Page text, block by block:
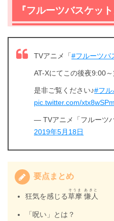
『フルーツバスケッ
TVアニメ「 #フルーツバ
AT-Xにてこの後夜9:00
是非ご覧ください♪#フル
pic.twitter.com/
— TVアニメ「フルーツ
2019年5月18日
要点まとめ
狂気を感じる草摩 慊人
そうま あきと
「呪い」とは？